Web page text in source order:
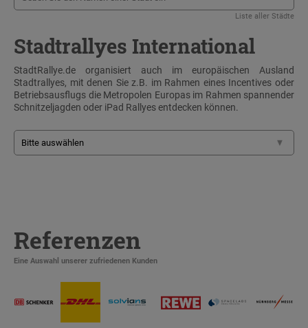
Liste aller Städte
Stadtrallyes International
StadtRallye.de organisiert auch im europäischen Ausland
Stadtrallyes, mit denen Sie z.B. im Rahmen eines Incentives oder
Betriebsausflugs die Metropolen Europas im Rahmen spannender
Schnitzeljagden oder iPad Rallyes entdecken können.
Referenzen
Eine Auswahl unserer zufriedenen Kunden